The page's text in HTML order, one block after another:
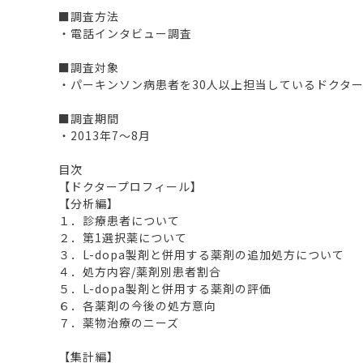
■調査方法
・電話インタビュー調査
■調査対象
・パーキンソン病患者を30人以上担当しているドクタ
■調査期間
・2013年7～8月
目次
【ドクタープロフィール】
【分析編】
１．診療患者について
２．第1選択薬について
３．L-dopa製剤と併用する薬剤の追加処方について
４．処方内容/薬剤別患者割合
５．L-dopa製剤と併用する薬剤の評価
６．各薬剤の今後の処方意向
７．薬物治療のニーズ
【集計編】